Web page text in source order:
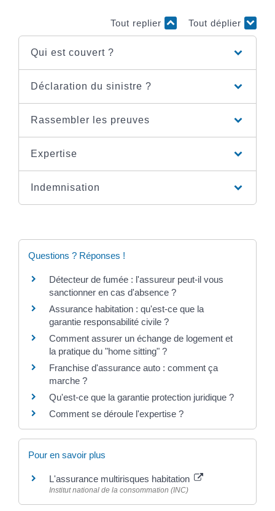
Tout replier Tout déplier
Qui est couvert ?
Déclaration du sinistre ?
Rassembler les preuves
Expertise
Indemnisation
Questions ? Réponses !
Détecteur de fumée : l'assureur peut-il vous
sanctionner en cas d'absence ?
Assurance habitation : qu'est-ce que la
garantie responsabilité civile ?
Comment assurer un échange de logement et
la pratique du "home sitting" ?
Franchise d'assurance auto : comment ça
marche ?
Qu'est-ce que la garantie protection juridique ?
Comment se déroule l'expertise ?
Pour en savoir plus
L'assurance multirisques habitation
Institut national de la consommation (INC)